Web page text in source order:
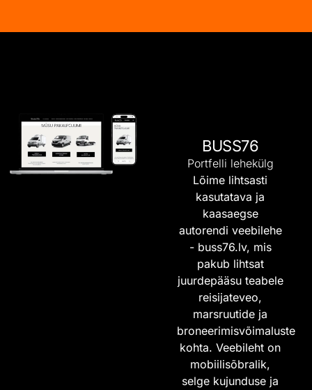
BUSS76
Portfelli lehekülg
Lõime lihtsasti
kasutatava ja
kaasaegse
autorendi veebilehe
- buss76.lv, mis
pakub lihtsat
juurdepääsu teabele
reisijateveo,
marsruutide ja
broneerimisvõimaluste
kohta. Veebileht on
mobiilisõbralik,
selge kujunduse ja